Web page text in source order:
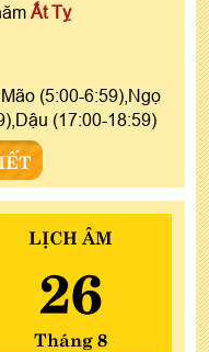
Ất Tỵ
(5:00-6:59),Ngọ
(17:00-18:59)
LỊCH ÂM
26
Tháng 8